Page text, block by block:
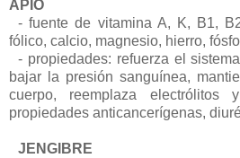
APIO
- fuente de vitamina A, K, B1,
fólico, calcio, magnesio, hierro,
- propiedades: refuerza el
bajar la presión sanguínea,
cuerpo, reemplaza electrólitos
propiedades anticancerígenas,
JENGIBRE